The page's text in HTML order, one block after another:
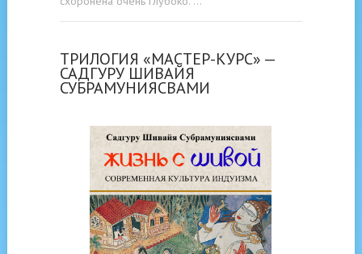
ТРИЛОГИЯ «МАСТЕР-КУРС» —
САДГУРУ ШИВАЙЯ
СУБРАМУНИЯСВАМИ